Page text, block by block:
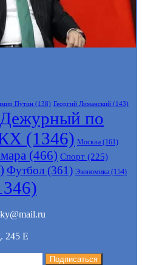
Путин (138) Георгий Лиманский (143)
Дежурный по
(1346) Москва (161)
(466) Спорт (225)
Футбол (361) Экономика (154)
245 Е